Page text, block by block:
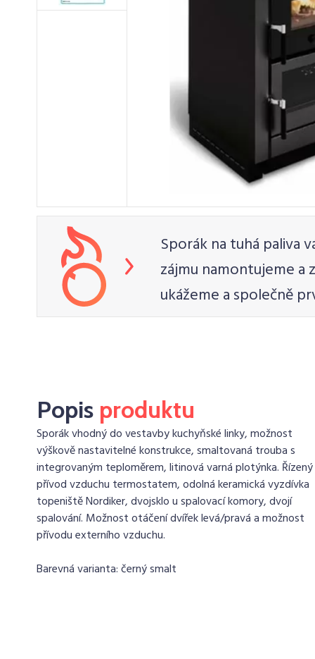
Sporák na tuhá paliva
zájmu namontujeme a
ukážeme a společně
Popis produktu
Sporák vhodný do vestavby kuchyňské linky, možnost
výškově nastavitelné konstrukce, smaltovaná trouba s
integrovaným teploměrem, litinová varná plotýnka. Řízený
přívod vzduchu termostatem, odolná keramická vyzdívka
topeniště Nordiker, dvojsklo u spalovací komory, dvojí
spalování. Možnost otáčení dvířek levá/pravá a možnost
přívodu externího vzduchu.
Barevná varianta: černý smalt